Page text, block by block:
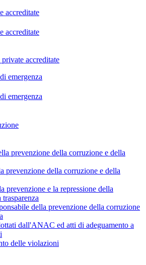
accreditate
accreditate
accreditate
emergenza
emergenza
prevenzione della corruzione e della
prevenzione della corruzione e della
prevenzione e la repressione della
della prevenzione della corruzione
dall'ANAC ed atti di adeguamento a
delle violazioni